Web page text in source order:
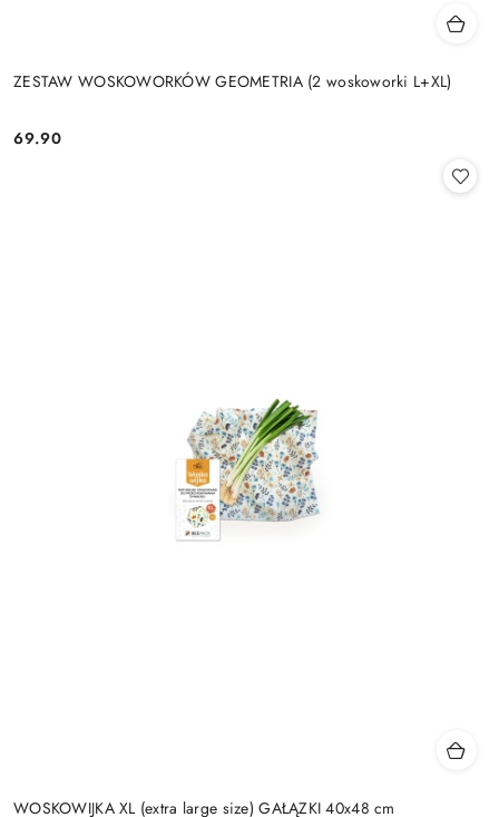
ZESTAW WOSKOWORKÓW GEOMETRIA (2 woskoworki L+XL)
Cena:
69.90
WOSKOWIJKA XL (extra large size) GAŁĄZKI 40x48 cm